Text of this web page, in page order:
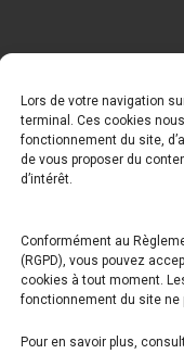
Lors de votre navigation
terminal. Ces cookies
fonctionnement du site,
de vous proposer du
d’intérêt.
Conformément au
(RGPD), vous pouvez
cookies à tout moment.
fonctionnement du site ne
Pour en savoir plus,
Audiard
loops.fr